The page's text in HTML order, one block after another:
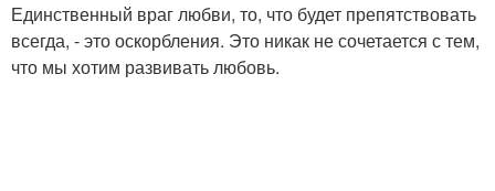
Единственный враг любви, то, что будет препятствовать
всегда, - это оскорбления. Это никак не сочетается с тем,
что мы хотим развивать любовь.